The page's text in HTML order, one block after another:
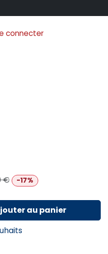
connecter
€ -17%
au panier